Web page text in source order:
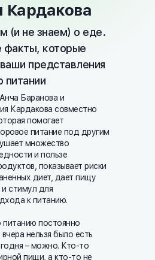
Баранова и
Кардакова совместно
помогает
питание под другим
множество
и пользе
показывает риски
диет, дает пищу
стимул для
к питанию.
постоянно
нельзя было есть
– можно. Кто-то
пищи, а кто-то не
Кардакова
(и не знаем) о еде.
факты, которые
представления
питании